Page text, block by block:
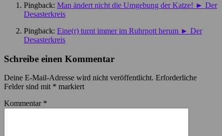
Pingback: Man ändert nicht die Umgebung der Katze! ► Der
Desasterkreis
Pingback: Eine(r) turnt immer im Ruhrpott herum ► Der
Desasterkreis
Schreibe einen Kommentar
Deine E-Mail-Adresse wird nicht veröffentlicht. Erforderliche
Felder sind mit * markiert
Kommentar *